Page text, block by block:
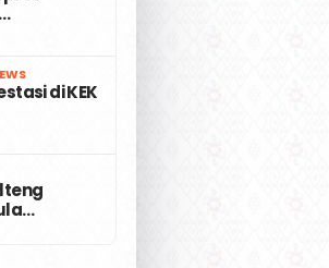
di KEK